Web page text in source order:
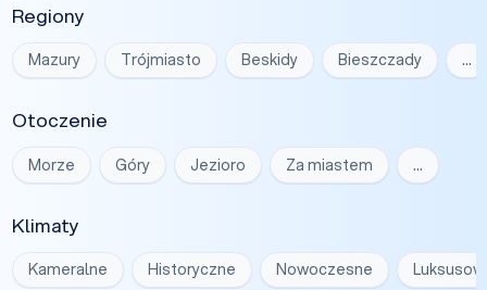
Regiony
Mazury Trójmiasto Beskidy Bieszczady …
Otoczenie
Morze Góry Jezioro Za miastem …
Klimaty
Kameralne Historyczne Nowoczesne